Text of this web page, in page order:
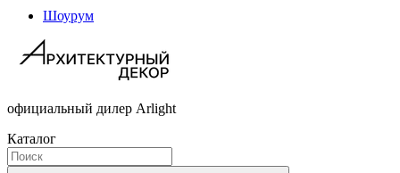
Шоурум
официальный дилер Arlight
Каталог